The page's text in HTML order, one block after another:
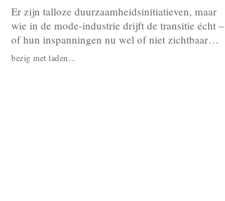
Er zijn talloze duurzaamheidsinitiatieven, maar
wie in de mode-industrie drijft de transitie écht –
of hun inspanningen nu wel of niet zichtbaar
zijn voor het grote publiek? We interviewen
changemakers, consultants,
bezig met laden...